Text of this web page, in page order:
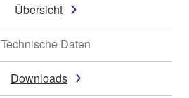
Übersicht
Technische Daten
Downloads